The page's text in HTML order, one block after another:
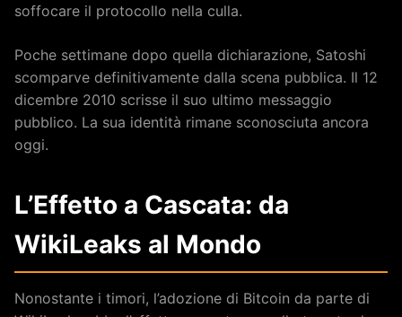
soffocare il protocollo nella culla.
Poche settimane dopo quella dichiarazione, Satoshi
scomparve definitivamente dalla scena pubblica. Il 12
dicembre 2010 scrisse il suo ultimo messaggio
pubblico. La sua identità rimane sconosciuta ancora
oggi.
L’Effetto a Cascata: da
WikiLeaks al Mondo
Nonostante i timori, l’adozione di Bitcoin da parte di